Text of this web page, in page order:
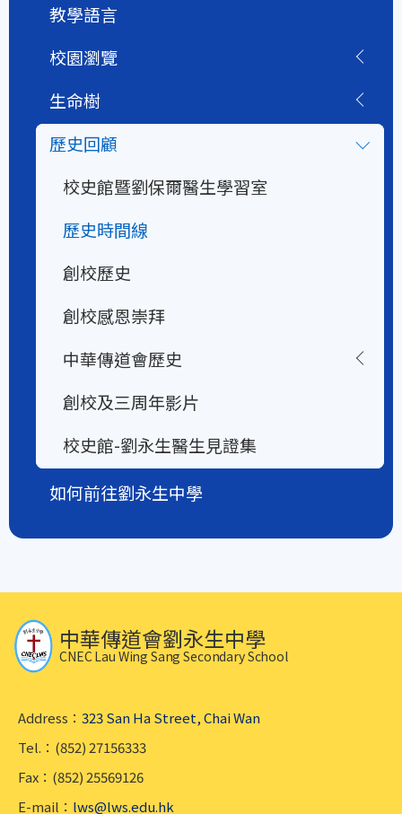
教學語言
校園瀏覽
生命樹
歷史回顧
校史館暨劉保爾醫生學習室
歷史時間線
創校歷史
創校感恩崇拜
中華傳道會歷史
創校及三周年影片
校史館-劉永生醫生見證集
如何前往劉永生中學
中華傳道會劉永生中學
CNEC Lau Wing Sang Secondary School
Address： 323 San Ha Street, Chai Wan
Tel.：(852) 27156333
Fax：(852) 25569126
E-mail： lws@lws.edu.hk